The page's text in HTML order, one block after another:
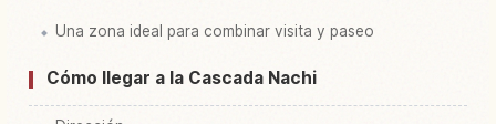
Una zona ideal para combinar visita y paseo
Cómo llegar a la Cascada Nachi